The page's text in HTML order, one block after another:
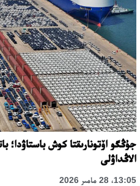
جۇڭگو اۆتونارىقتا كوش باستاۋدا؛
الاڭداۋلى
13:05، 28 مامىر 2026